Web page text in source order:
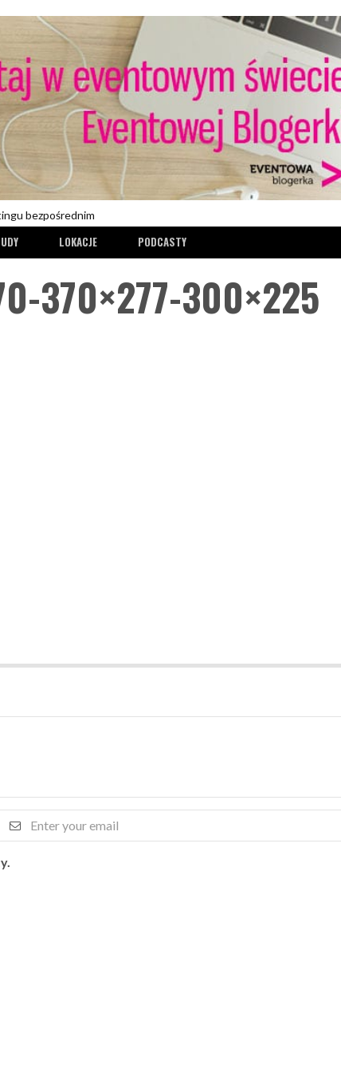
bezpośrednim
CASE STUDY
CONFERENCES
KONFERENCJE
PORADY EVENTOWE
RECENZJE
TECHNIKA EVENTOWA
AKTUALNOŚCI
RECENZJE
ZAGRANICA
LOKACJE PODCASTY
370×277-300×225